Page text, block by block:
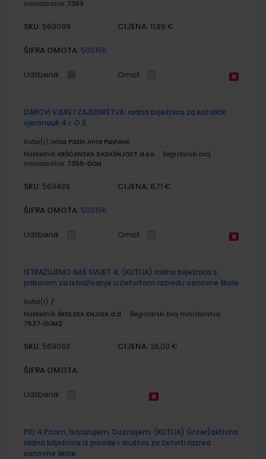
ministarstva: 7359
SKU: 569099 CIJENA: 11,88 €
ŠIFRA OMOTA: 500156
Udžbenik Omot
DAROVI VJERE I ZAJEDNIŠTVA; radna bilježnica za katolički
vjeronauk 4 r. O.Š.
Autor(i): Ivica Pažin Ante Pavlović
Nakladnik: KRŠĆANSKA SADAŠNJOST d.o.o.
Registarski broj
ministarstva: 7359-DOM
SKU: 569439 CIJENA: 8,71 €
ŠIFRA OMOTA: 500156
Udžbenik Omot
ISTRAŽUJEMO NAŠ SVIJET 4; (KUTIJA) radna bilježnica s
priborom za istraživanje u četvrtom razredu osnovne škole
Autor(i): /
Nakladnik: ŠKOLSKA KNJIGA d.d.
Registarski broj ministarstva:
7637-DOM2
SKU: 569093 CIJENA: 26,00 €
ŠIFRA OMOTA:
Udžbenik
PID 4 Pitam, Istražujem, Doznajem; (KUTIJA) (inter)aktivna
radna bilježnica iz prirode i društva za četvrti razred
osnovne škole